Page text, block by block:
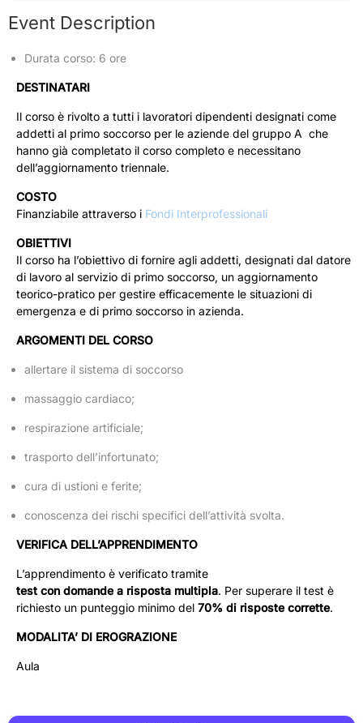
Event Description
Durata corso: 6 ore
DESTINATARI
Il corso è rivolto a tutti i lavoratori dipendenti designati come
addetti al primo soccorso per le aziende del gruppo A che
hanno già completato il corso completo e necessitano
dell’aggiornamento triennale.
COSTO
Finanziabile attraverso i Fondi Interprofessionali
OBIETTIVI
Il corso ha l’obiettivo di fornire agli addetti, designati dal datore
di lavoro al servizio di primo soccorso, un aggiornamento
teorico-pratico per gestire efficacemente le situazioni di
emergenza e di primo soccorso in azienda.
ARGOMENTI DEL CORSO
allertare il sistema di soccorso
massaggio cardiaco;
respirazione artificiale;
trasporto dell’infortunato;
cura di ustioni e ferite;
conoscenza dei rischi specifici dell’attività svolta.
VERIFICA DELL’APPRENDIMENTO
L’apprendimento è verificato tramite
test con domande a risposta multipla. Per superare il test è
richiesto un punteggio minimo del 70% di risposte corrette.
MODALITA’ DI EROGRAZIONE
Aula